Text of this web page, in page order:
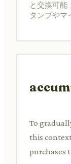
と交換可能
タンプやマ
To
this
purchases